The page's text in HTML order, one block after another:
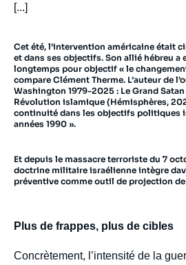
[...]
Cet été, l’intervention américaine était
et dans ses objectifs. Son allié hébreu a
longtemps pour objectif « le
compare Clément Therme. L’auteur de
Washington 1979-2025 : Le Grand Satan
Révolution islamique (Hémisphères,
continuité dans les objectifs politiques
années 1990 ».
Et depuis le massacre terroriste du 7
doctrine militaire israélienne intègre
préventive comme outil de projection
Plus de frappes, plus de cibles
Concrètement, l’intensité de la